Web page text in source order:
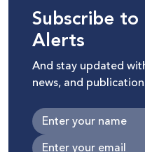
Subscribe
Alerts
And stay updated
news, and